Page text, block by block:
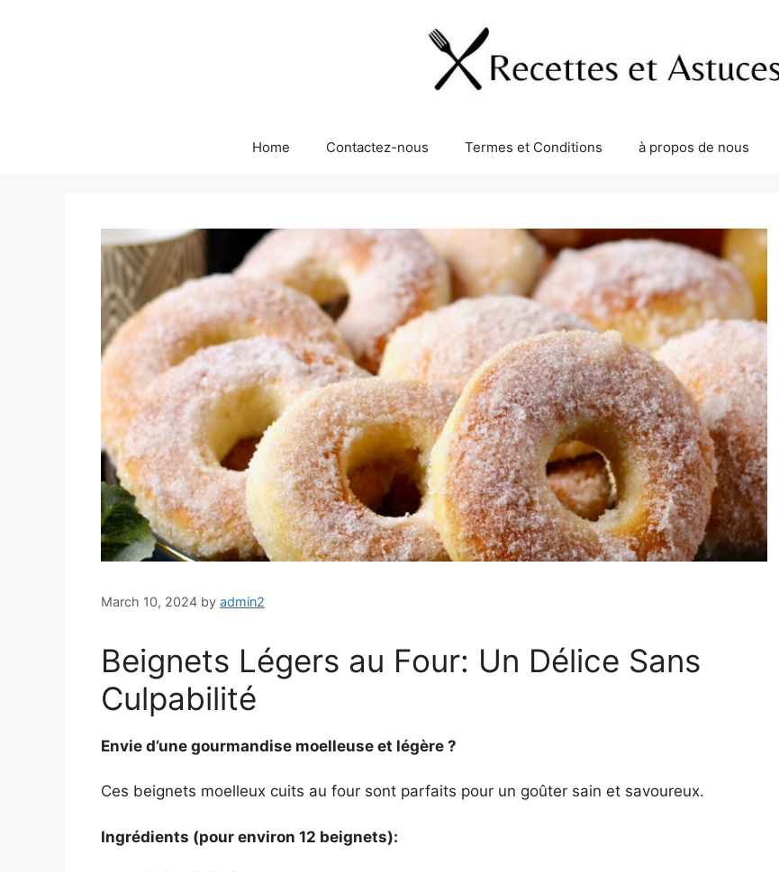
Home Contactez-nous Termes et Conditions à propos de nous
March 10, 2024 by admin2
Beignets Légers au Four: Un Délice Sans
Culpabilité
Envie d’une gourmandise moelleuse et légère ?
Ces beignets moelleux cuits au four sont parfaits pour un goûter sain et savoureux.
Ingrédients (pour environ 12 beignets):